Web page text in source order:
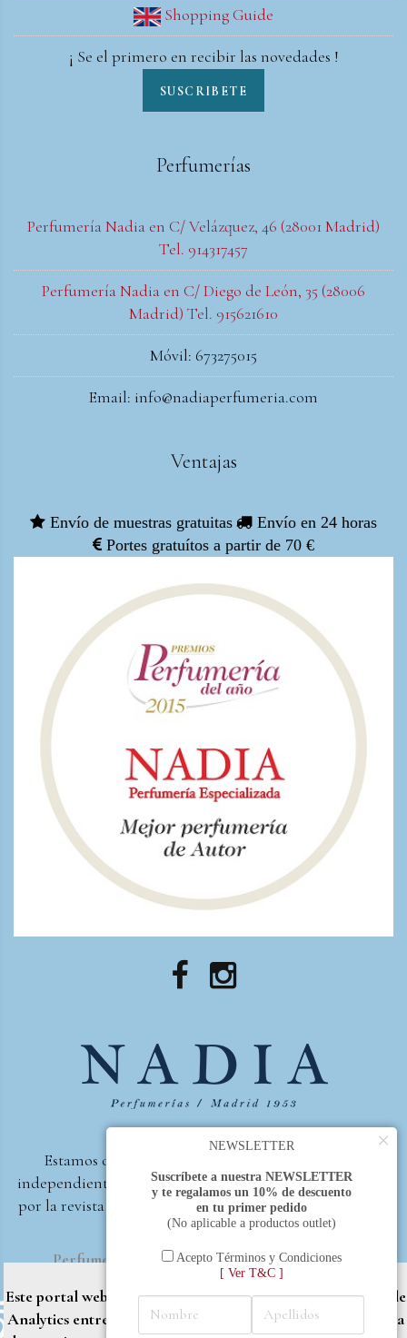
Shopping Guide
¡ Se el primero en recibir las novedades !
SUSCRIBETE
Perfumerías
Perfumería Nadia en C/ Velázquez, 46 (28001 Madrid)
Tel. 914317457
Perfumería Nadia en C/ Diego de León, 35 (28006
Madrid) Tel. 915621610
Móvil: 673275015
Email: info@nadiaperfumeria.com
Ventajas
Envío de muestras gratuitas
Envío en 24 horas
Portes gratuítos a partir de 70 €
Estamos orgullosos de ser la primera perfumería
independiente de España, en recibir el premio otorgado
por la revista Beautyproof en 2015 a la mejor perfumería
de autor.
Perfumería Nadia2017 |Política de Privacidad
Este portal web utiliza cookies propias y de terceros (Google
Analytics entre otros) para brindarle una mejor experiencia
×
NEWSLETTER
Suscríbete a nuestra NEWSLETTER
y te regalamos un 10% de descuento
en tu primer pedido
(No aplicable a productos outlet)
Acepto Términos y Condiciones
[ Ver T&C ]